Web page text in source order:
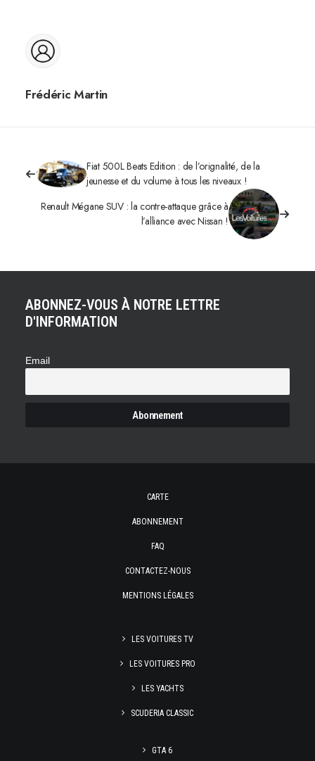
Frédéric Martin
Fiat 500L Beats Edition : de l’orignalité, de la
jeunesse et du volume à tous les niveaux !
Renault Mégane SUV : la contre-attaque grâce à
l’alliance avec Nissan !
ABONNEZ-VOUS À NOTRE LETTRE
D'INFORMATION
Email
CARTE
ABONNEMENT
FAQ
CONTACTEZ-NOUS
MENTIONS LÉGALES
LES VOITURES TV
LES VOITURES PRO
LES YACHTS
SCUDERIA CLASSIC
GTA 6